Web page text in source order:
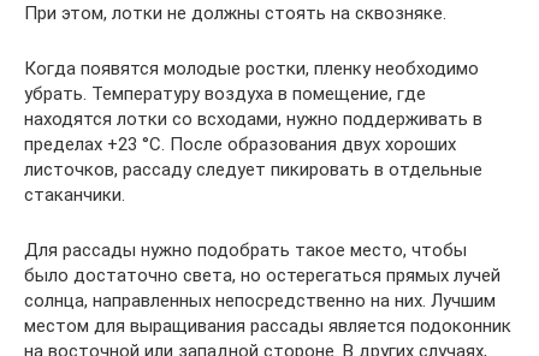
При этом, лотки не должны стоять на сквозняке.
Когда появятся молодые ростки, пленку необходимо
убрать. Температуру воздуха в помещение, где
находятся лотки со всходами, нужно поддерживать в
пределах +23 °С. После образования двух хороших
листочков, рассаду следует пикировать в отдельные
стаканчики.
Для рассады нужно подобрать такое место, чтобы
было достаточно света, но остерегаться прямых лучей
солнца, направленных непосредственно на них. Лучшим
местом для выращивания рассады является подоконник
на восточной или западной стороне. В других случаях,